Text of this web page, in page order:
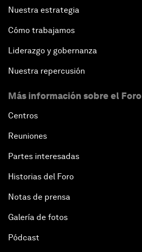
Nuestra estrategia
Cómo trabajamos
Liderazgo y gobernanza
Nuestra repercusión
Más información sobre el Foro
Centros
Reuniones
Partes interesadas
Historias del Foro
Notas de prensa
Galería de fotos
Pódcast